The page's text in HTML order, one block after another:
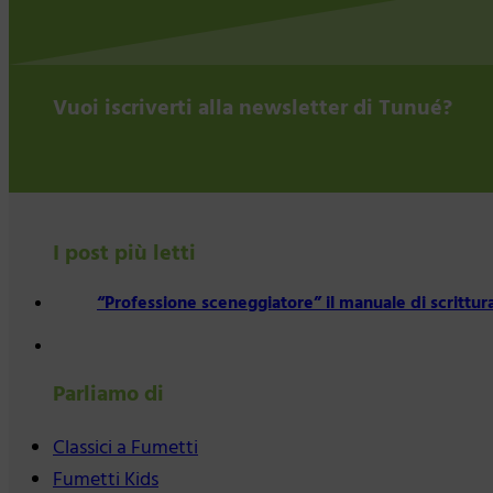
Vuoi iscriverti alla newsletter di Tunué?
I post più letti
“Professione sceneggiatore” il manuale di
Parliamo di
Classici a Fumetti
Fumetti Kids